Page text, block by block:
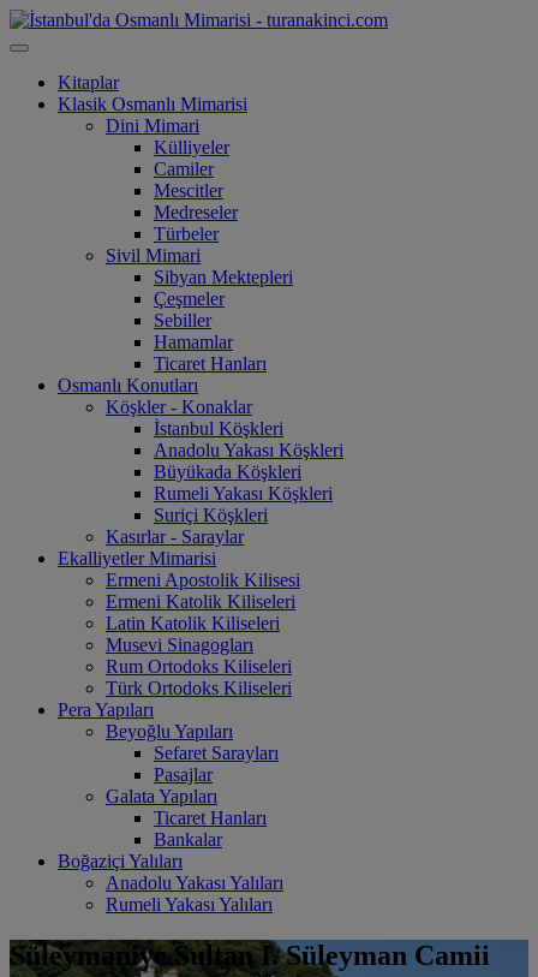
Kitaplar
Klasik Osmanlı Mimarisi
Dini Mimari
Külliyeler
Camiler
Mescitler
Medreseler
Türbeler
Sivil Mimari
Sibyan Mektepleri
Çeşmeler
Sebiller
Hamamlar
Ticaret Hanları
Osmanlı Konutları
Köşkler - Konaklar
İstanbul Köşkleri
Anadolu Yakası Köşkleri
Büyükada Köşkleri
Rumeli Yakası Köşkleri
Suriçi Köşkleri
Kasırlar - Saraylar
Ekalliyetler Mimarisi
Ermeni Apostolik Kilisesi
Ermeni Katolik Kiliseleri
Latin Katolik Kiliseleri
Musevi Sinagogları
Rum Ortodoks Kiliseleri
Türk Ortodoks Kiliseleri
Pera Yapıları
Beyoğlu Yapıları
Sefaret Sarayları
Pasajlar
Galata Yapıları
Ticaret Hanları
Bankalar
Boğaziçi Yalıları
Anadolu Yakası Yalıları
Rumeli Yakası Yalıları
Süleymaniye Sultan I. Süleyman Camii